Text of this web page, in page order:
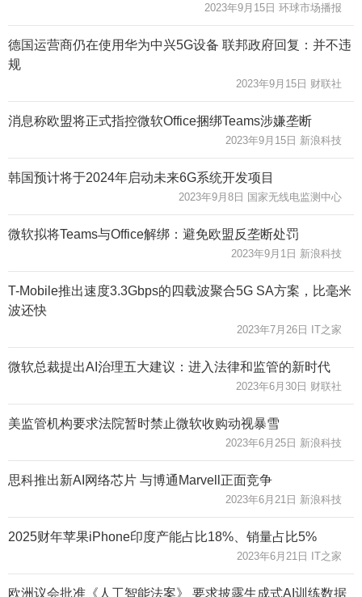
2023年9月15日 环球市场播报
德国运营商仍在使用华为中兴5G设备 联邦政府回复：并不违
规
2023年9月15日 财联社
消息称欧盟将正式指控微软Office捆绑Teams涉嫌垄断
2023年9月15日 新浪科技
韩国预计将于2024年启动未来6G系统开发项目
2023年9月8日 国家无线电监测中心
微软拟将Teams与Office解绑：避免欧盟反垄断处罚
2023年9月1日 新浪科技
T-Mobile推出速度3.3Gbps的四载波聚合5G SA方案，比毫米
波还快
2023年7月26日 IT之家
微软总裁提出AI治理五大建议：进入法律和监管的新时代
2023年6月30日 财联社
美监管机构要求法院暂时禁止微软收购动视暴雪
2023年6月25日 新浪科技
思科推出新AI网络芯片 与博通Marvell正面竞争
2023年6月21日 新浪科技
2025财年苹果iPhone印度产能占比18%、销量占比5%
2023年6月21日 IT之家
欧洲议会批准《人工智能法案》 要求披露生成式AI训练数据